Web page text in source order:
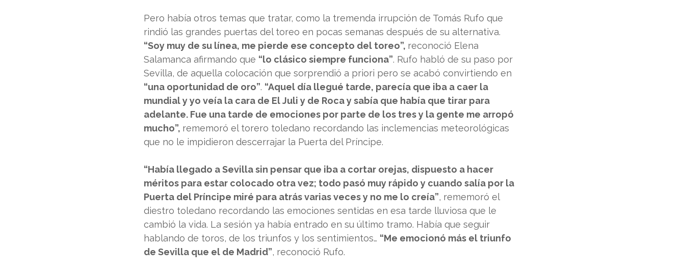
Pero había otros temas que tratar, como la tremenda irrupción de Tomás Rufo que
rindió las grandes puertas del toreo en pocas semanas después de su alternativa.
“Soy muy de su línea, me pierde ese concepto del toreo”, reconoció Elena
Salamanca afirmando que “lo clásico siempre funciona”. Rufo habló de su paso por
Sevilla, de aquella colocación que sorprendió a priori pero se acabó convirtiendo en
“una oportunidad de oro”. “Aquel día llegué tarde, parecía que iba a caer la
mundial y yo veía la cara de El Juli y de Roca y sabía que había que tirar para
adelante. Fue una tarde de emociones por parte de los tres y la gente me arropó
mucho”, rememoró el torero toledano recordando las inclemencias meteorológicas
que no le impidieron descerrajar la Puerta del Príncipe.
“Había llegado a Sevilla sin pensar que iba a cortar orejas, dispuesto a hacer
méritos para estar colocado otra vez; todo pasó muy rápido y cuando salía por la
Puerta del Príncipe miré para atrás varias veces y no me lo creía”, rememoró el
diestro toledano recordando las emociones sentidas en esa tarde lluviosa que le
cambió la vida. La sesión ya había entrado en su último tramo. Había que seguir
hablando de toros, de los triunfos y los sentimientos… “Me emocionó más el triunfo
de Sevilla que el de Madrid”, reconoció Rufo.